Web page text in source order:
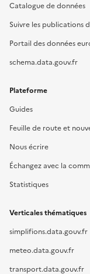
Catalogue de données
Suivre les publications
Portail des données
schema.data.gouv.fr
Plateforme
Guides
Feuille de route et
Nous écrire
Échangez avec la
Statistiques
Verticales thématiques
simplifions.data.gouv.fr
meteo.data.gouv.fr
transport.data.gouv.fr